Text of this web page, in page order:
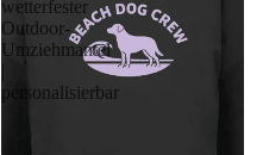
wetterfester
Outdoor-
Umziehmantel
personalisierbar